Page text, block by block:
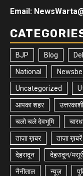
Email:
BJP Blog
National
Uncategorized
आपका शहर उत्तरकाशी
चलो चले देवभूमि
ताज़ा ख़बर ताज़ा ख़बरें
देहरादून देहरादून/
नैनीताल न्यूज़